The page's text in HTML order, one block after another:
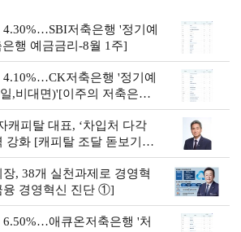
4.30%…SBI저축은행 '정기예
행 예금금리-8월 1주]
4.10%…CK저축은행 '정기예
,비대면)'[이주의 저축은행
]
캐피탈 대표, ‘차입처 다각
강화 [캐피탈 조달 돋보기
, 38개 실천과제로 경영혁
융 경영혁신 진단 ①]
6.50%…애큐온저축은행 '처